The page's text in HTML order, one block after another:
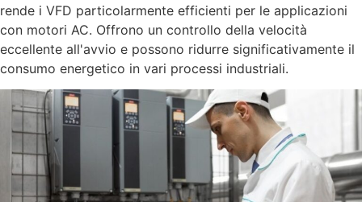
rende i VFD particolarmente efficienti per le applicazioni
con motori AC. Offrono un controllo della velocità
eccellente all'avvio e possono ridurre significativamente il
consumo energetico in vari processi industriali.